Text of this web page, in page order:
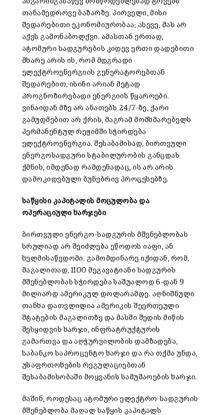
თანამედროვე ბაზარზე. პირველი, მისი
შედარებითი ეკონომიურობაა; ასევე, მას არ
აქვს გამონაბოლქვი. ამასთან ერთად,
ატომური სადგურების კიდევ ერთი დადებითი
მხარე არის ის, რომ მდგრადი
ელექტროენერგიის გენერატორებთან
შედარებით, ისინი არიან მეტად
პროგნოზირებადი ენერგიის წყაროები.
ვინაიდან მზე არ ანათებს 24/7-ზე, ქარი
გამუდმებით არ ქრის, მაგრამ მომხმარებელს
პერმანენტულ რეჟიმში სჭირდება
ელექტროენერგია. შესაბამისად, ბირთვული
ენერგოსადგური სტაბილურობის განცდას
ქმნის, იმდენად რამდენადაც, ის არ არის
დამოკიდებული ბუნებრივ პროცესებზე.
საწყისი კაპიტალის მოცულობა და
ოპერაციული ხარჯები
ბირთვული ენერგო-სადგურის მშენებლობას
სრულიად არ შეიძლება ეწოდოს იაფი, ან
ხელმისაწვდომი. გამომდინარე იქიდან, რომ,
მაგალითად, 1100 მეგავატიანი სადგურის
მშენებლობას სჭირდება საშუალოდ 6-დან 9
მილიარდ ამერიკულ დოლარამდე. აღნიშნული
თანხა დათვლილია ამერიკის შეერთეული
შტატების მაგალითზე და მასში შედის მიწის
შესყიდვის ხარჯი, ინფრატრუქტურის
გამართვა და აღჭურვილობის დამზადება,
საბანკო საპროცენტო ხარჯი და რა თქმა უნდა,
უსაფრთოხების რეგულაციებთან
შესაბამისობაში მოყვანის სამუშაოების ხარჯი.
მაშინ, როდესაც ატომური ელექტრო-სადგურის
მშენებლობა მაღალ საწყის კაპიტალს